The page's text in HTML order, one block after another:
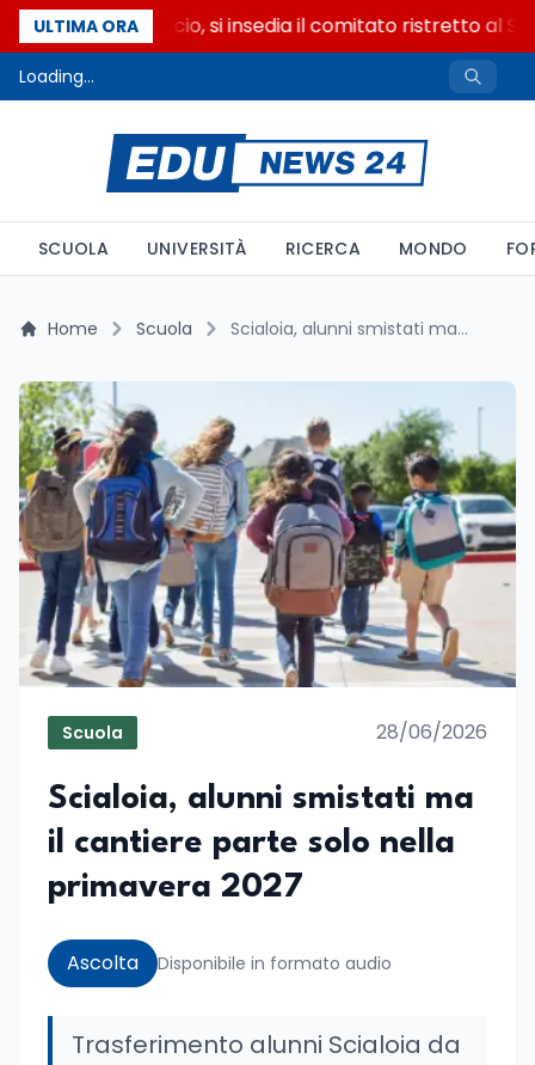
ULTIMA ORA
Riforma del calcio, si insedia il comitato ristretto al
Loading...
SCUOLA UNIVERSITÀ RICERCA MONDO
Home Scuola Scialoia, alunni smistati ma il cantiere parte solo nella primavera 2027
Scuola 28/06/2026
Scialoia, alunni smistati ma
il cantiere parte solo nella
primavera 2027
Ascolta Disponibile in formato audio
Trasferimento alunni Scialoia da